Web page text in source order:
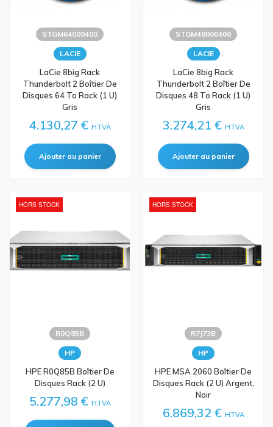
STGM64000400
LACIE
LaCie 8big Rack
Thunderbolt 2 Boîtier De
Disques 64 To Rack (1 U)
Gris
4.130,27 € HTVA
STGM48000400
LACIE
LaCie 8big Rack
Thunderbolt 2 Boîtier De
Disques 48 To Rack (1 U)
Gris
3.274,21 € HTVA
HORS STOCK
R0Q85B
HP
HPE R0Q85B Boîtier De
Disques Rack (2 U)
5.277,98 € HTVA
HORS STOCK
R7J73B
HP
HPE MSA 2060 Boîtier De
Disques Rack (2 U) Argent,
Noir
6.869,32 € HTVA